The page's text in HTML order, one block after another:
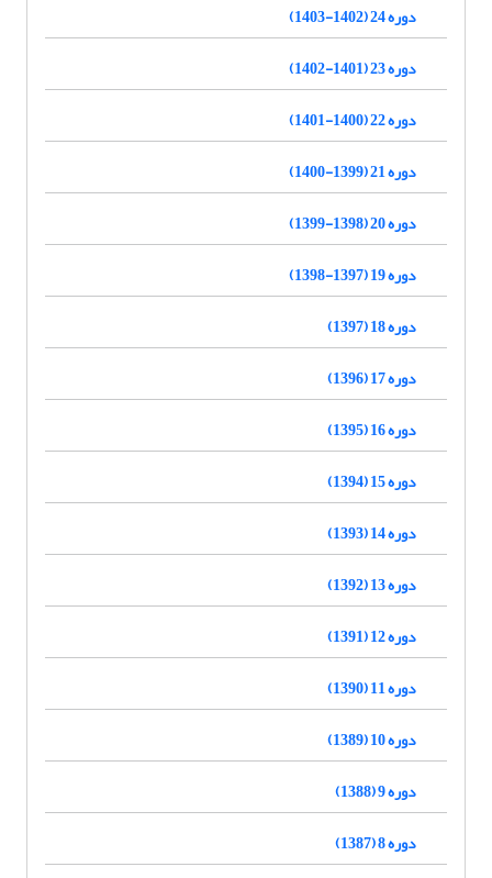
دوره 24 (1402-1403)
دوره 23 (1401-1402)
دوره 22 (1400-1401)
دوره 21 (1399-1400)
دوره 20 (1398-1399)
دوره 19 (1397-1398)
دوره 18 (1397)
دوره 17 (1396)
دوره 16 (1395)
دوره 15 (1394)
دوره 14 (1393)
دوره 13 (1392)
دوره 12 (1391)
دوره 11 (1390)
دوره 10 (1389)
دوره 9 (1388)
دوره 8 (1387)